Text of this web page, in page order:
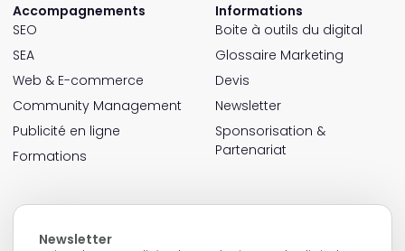
Accompagnements
SEO
SEA
Web & E-commerce
Community Management
Publicité en ligne
Formations
Informations
Boite à outils du digital
Glossaire Marketing
Devis
Newsletter
Sponsorisation &
Partenariat
Newsletter